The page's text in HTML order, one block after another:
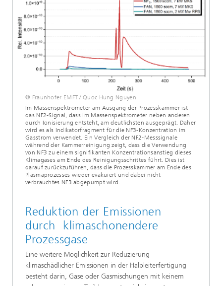
© Fraunhofer EMFT / Quoc Hung Nguyen
Im Massenspektrometer am Ausgang der Prozesskammer ist
das NF2-Signal, dass im Massenspektrometer neben anderen
durch Ionisierung entsteht, am deutlichsten ausgeprägt. Daher
wird es als Indikatorfragment für die NF3-Konzentration im
Gasstrom verwendet. Ein Vergleich der NF2-Messsignale
während der Kammerreinigung zeigt, dass die Verwendung
von NF3 zu einem signifikanten Konzentrationsanstieg dieses
Klimagases am Ende des Reinigungsschrittes führt. Dies ist
darauf zurückzuführen, dass die Prozesskammer am Ende des
Plasmaprozesses wieder evakuiert und dabei nicht
verbrauchtes NF3 abgepumpt wird.
Reduktion der Emissionen
durch klimaschonendere
Prozessgase
Eine weitere Möglichkeit zur Reduzierung
klimaschädlicher Emissionen in der Halbleiterfertigung
besteht darin, Gase oder Gasmischungen mit keinem